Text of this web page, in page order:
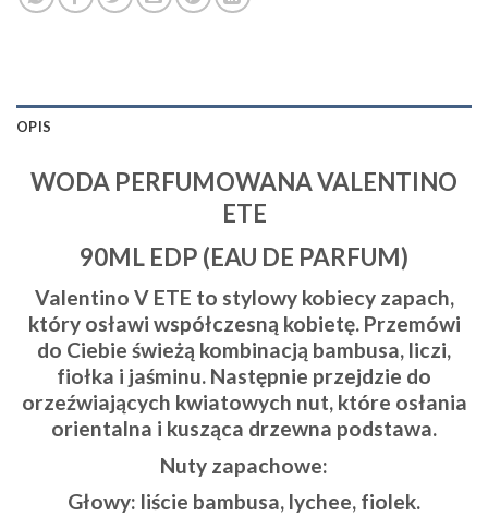
OPIS
WODA PERFUMOWANA VALENTINO
ETE
90ML EDP (EAU DE PARFUM)
Valentino V ETE to stylowy kobiecy zapach,
który osławi współczesną kobietę. Przemówi
do Ciebie świeżą kombinacją bambusa, liczi,
fiołka i jaśminu. Następnie przejdzie do
orzeźwiających kwiatowych nut, które osłania
orientalna i kusząca drzewna podstawa.
Nuty zapachowe:
Głowy: liście bambusa, lychee, fiolek.